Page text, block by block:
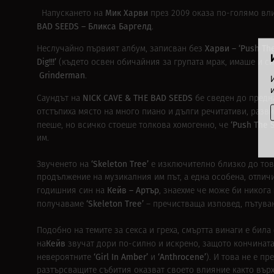
Напускането на Мик Харви през 2009 оказа по-голямо
BAD SEEDS – Бликса Баргелд.
Неслучайно първият албум, записван без Харви – ‘Push
Dig!!!’ (където освен обичайния за групата мрак, имаше и
Grinderman.
Саундът на NICK CAVE & THE BAD SEEDS бе сведен до
отстъпиха място на много пиано и дълги речитативи,
пееше, но всичко стоеше толкова хомогенно, че ‘Push The
им.
Звученето на ‘Skeleton Tree’ е изключително близко до
продължение на музикалния им път, а една особена,
годишния син на Кейв – Артър, знаехме че може би
получаваме ‘Skeleton Tree’ – пречистваща изповед,
Подобно на темите за секса и греха, смъртта винаги е
наКейв звучат дори по-силно и искрено, защото
невероятните ‘Girl In Amber’ и ‘Anthrocene’). И това не е
разтърсващите събития оказват своето влияние както